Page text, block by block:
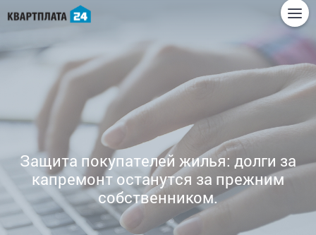
Защита покупателей жилья: долги за
капремонт останутся за прежним
собственником.